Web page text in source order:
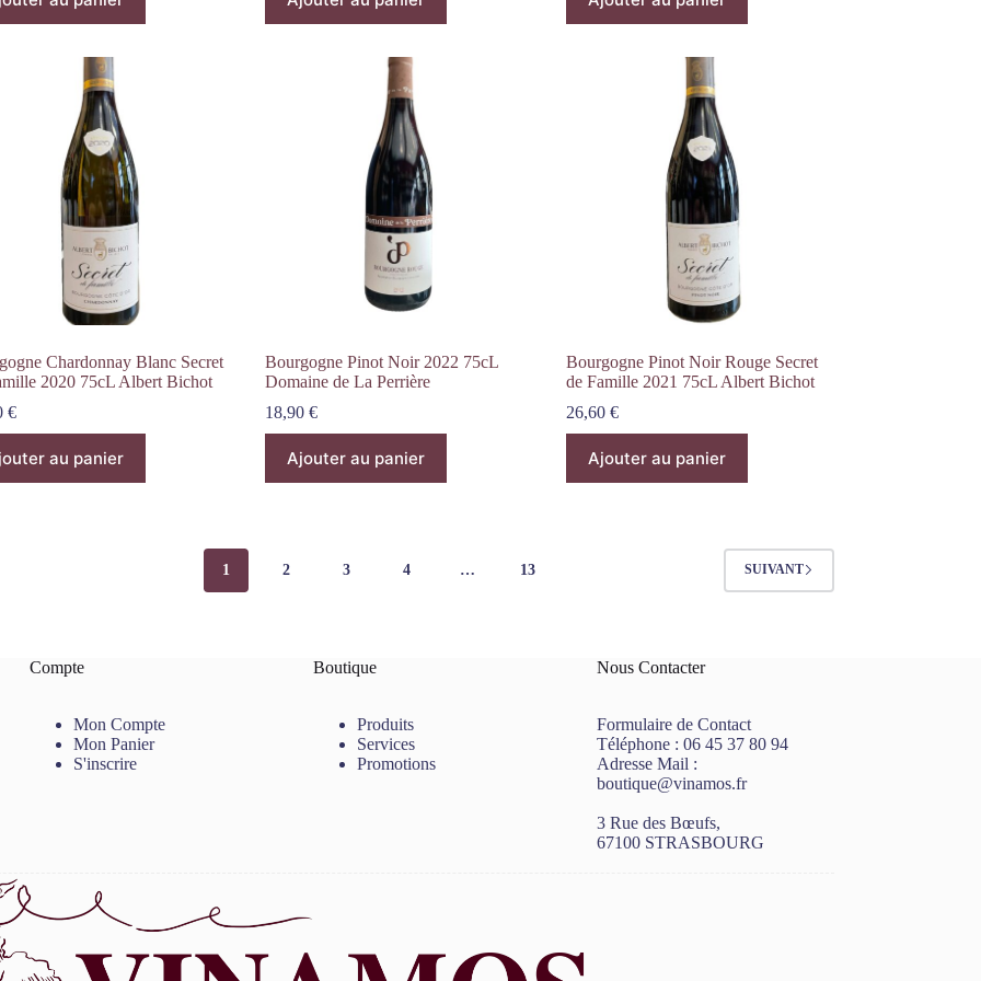
Chardonnay Blanc Secret
2020 75cL Albert Bichot
€
au panier
Bourgogne Pinot Noir 2022 75cL
Domaine de La Perrière
18,90 €
Ajouter au panier
Bourgogne Pinot Noir Rouge Secret
de Famille 2021 75cL Albert Bichot
26,60 €
Ajouter au panier
1 2 3 4 … 13 SUIVANT
Compte
Mon Compte
Mon Panier
S'inscrire
Boutique
Produits
Services
Promotions
Nous Contacter
Formulaire de Contact
Téléphone :06 45 37 80 94
Adresse Mail :
boutique@vinamos.fr
3 Rue des Bœufs,
67100 STRASBOURG